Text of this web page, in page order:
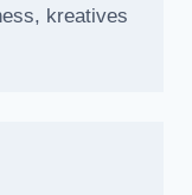
kreatives